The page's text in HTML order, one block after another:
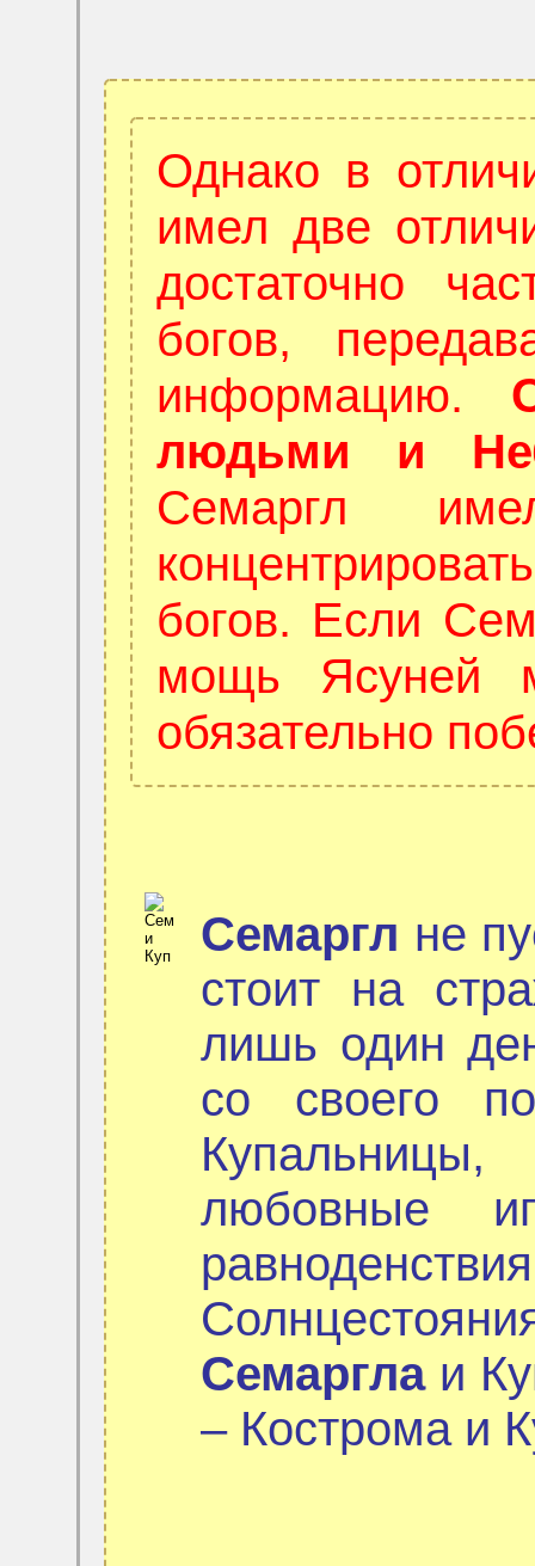
Однако в
имел две
достаточно
богов,
информацию.
людьми и
Семаргл
богов. Если
мощь Ясуней
обязательно
Семаргл не
стоит на
лишь один
со своего
любовные
Семарглаи
– Кострома и